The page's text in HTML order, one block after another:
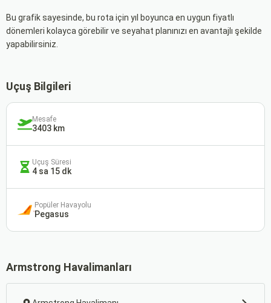
Bu grafik sayesinde, bu rota için yıl boyunca en uygun fiyatlı
dönemleri kolayca görebilir ve seyahat planınızı en avantajlı şekilde
yapabilirsiniz.
Uçuş Bilgileri
Mesafe
3403 km
Uçuş Süresi
4 sa 15 dk
Popüler Havayolu
Pegasus
Armstrong Havalimanları